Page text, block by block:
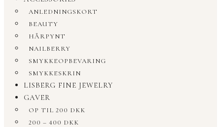
ANLEDNINGSKORT
BEAUTY
HÅRPYNT
NAILBERRY
SMYKKEOPBEVARING
SMYKKESKRIN
LISBERG FINE JEWELRY
GAVER
OP TIL 200 DKK
200 – 400 DKK